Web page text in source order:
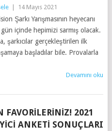
14 Mayıs 2021
Şarkı Yarışmasının heyecanı
içinde hepimizi sarmış olacak.
şarkıcılar gerçekleştirilen ilk
başladılar bile. Provalarla
Devamını oku
FAVORILERINIZ! 2021
ANKETI SONUÇLARI